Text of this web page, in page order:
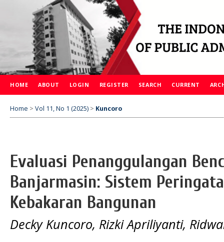
HOME ABOUT LOGIN REGISTER SEARCH CURRENT
Home > Vol 11, No 1 (2025) > Kuncoro
Evaluasi Penanggulangan
Banjarmasin: Sistem
Kebakaran Bangunan
Decky Kuncoro, Rizki Apriliyanti,